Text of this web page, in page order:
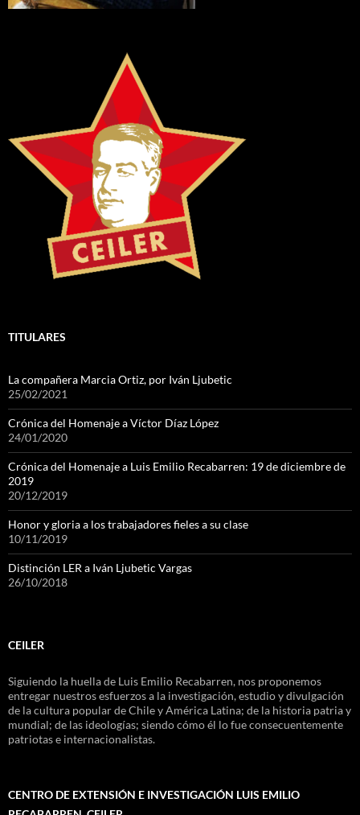
TITULARES
La compañera Marcia Ortiz, por Iván Ljubetic
25/02/2021
Crónica del Homenaje a Víctor Díaz López
24/01/2020
Crónica del Homenaje a Luis Emilio Recabarren: 19 de diciembre de
2019
20/12/2019
Honor y gloria a los trabajadores fieles a su clase
10/11/2019
Distinción LER a Iván Ljubetic Vargas
26/10/2018
CEILER
Siguiendo la huella de Luis Emilio Recabarren, nos proponemos
entregar nuestros esfuerzos a la investigación, estudio y divulgación
de la cultura popular de Chile y América Latina; de la historia patria y
mundial; de las ideologías; siendo cómo él lo fue consecuentemente
patriotas e internacionalistas.
CENTRO DE EXTENSIÓN E INVESTIGACIÓN LUIS EMILIO